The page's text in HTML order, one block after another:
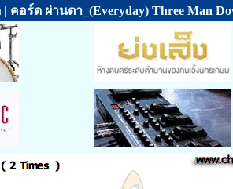
คอร์ด ผ่านตา_(Everyday) Three Man